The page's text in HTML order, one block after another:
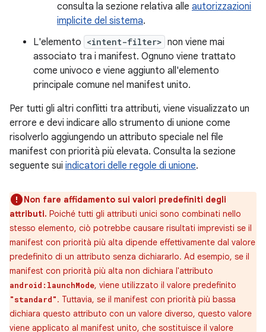
consulta la sezione relativa alle autorizzazioni
implicite del sistema.
L'elemento <intent-filter> non viene mai
associato tra i manifest. Ognuno viene trattato
come univoco e viene aggiunto all'elemento
principale comune nel manifest unito.
Per tutti gli altri conflitti tra attributi, viene visualizzato un
errore e devi indicare allo strumento di unione come
risolverlo aggiungendo un attributo speciale nel file
manifest con priorità più elevata. Consulta la sezione
seguente sui indicatori delle regole di unione.
Non fare affidamento sui valori predefiniti degli
attributi. Poiché tutti gli attributi unici sono combinati nello
stesso elemento, ciò potrebbe causare risultati imprevisti se il
manifest con priorità più alta dipende effettivamente dal valore
predefinito di un attributo senza dichiararlo. Ad esempio, se il
manifest con priorità più alta non dichiara l'attributo
android:launchMode, viene utilizzato il valore predefinito
"standard". Tuttavia, se il manifest con priorità più bassa
dichiara questo attributo con un valore diverso, questo valore
viene applicato al manifest unito, che sostituisce il valore